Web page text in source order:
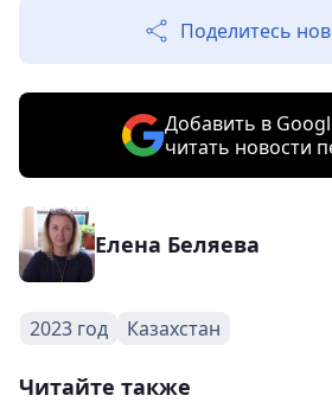
Поделитесь
Добавить в
читать новости
Елена Беляева
2023 год Казахстан
Читайте также